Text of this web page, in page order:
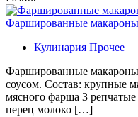
Фаршированные
Кулинария Прочее
Фаршированные
соусом. Состав: крупные
мясного фарша 3
перец молоко […]